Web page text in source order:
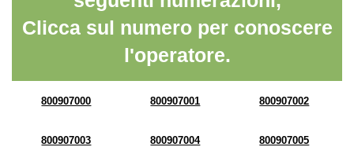
Clicca sul numero per conoscere
l'operatore.
800907000 800907001 800907002
800907003 800907004 800907005